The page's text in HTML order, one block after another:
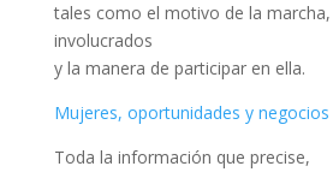
tales como el motivo de la
involucrados
y la manera de participar en ella.
Mujeres, oportunidades y negocios
Toda la información que precise,